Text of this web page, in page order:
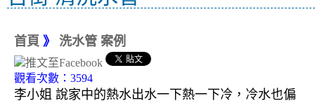
首頁 》 洗水管 案例
觀看次數：3594
李小姐 說家中的熱水出水一下熱一下冷，冷水也偏